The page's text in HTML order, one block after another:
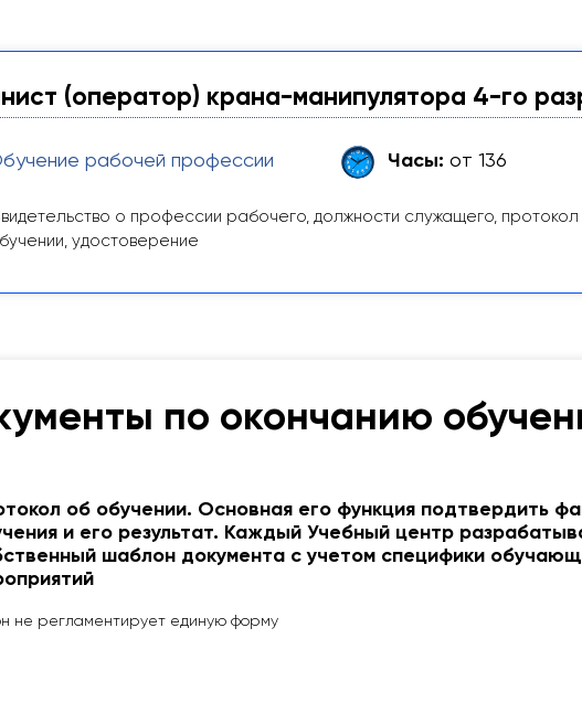
(оператор) крана-манипулятора 4-го
рабочей профессии Часы: от 136
о профессии рабочего, должности служащего,
удостоверение
по окончанию
об обучении. Основная его функция подтвердить
и его результат. Каждый Учебный центр
шаблон документа с учетом специфики
не регламентирует единую форму